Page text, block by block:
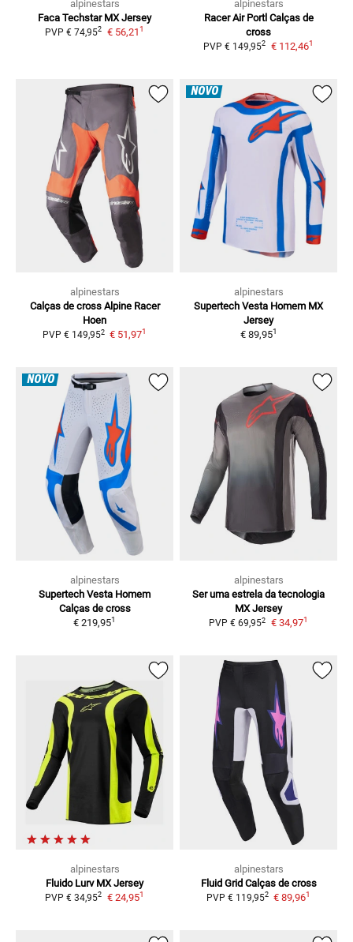
alpinestars
Faca Techstar MX Jersey
PVP € 74,952 € 56,211
alpinestars
Racer Air Portl Calças de
cross
PVP € 149,952 € 112,461
alpinestars
Calças de cross Alpine Racer
Hoen
PVP € 149,952 € 51,971
NOVO
alpinestars
Supertech Vesta Homem MX
Jersey
€ 89,951
NOVO
alpinestars
Supertech Vesta Homem
Calças de cross
€ 219,951
alpinestars
Ser uma estrela da tecnologia
MX Jersey
PVP € 69,952 € 34,971
alpinestars
Fluido Lurv MX Jersey
PVP € 34,952 € 24,951
alpinestars
Fluid Grid Calças de cross
PVP € 119,952 € 89,961